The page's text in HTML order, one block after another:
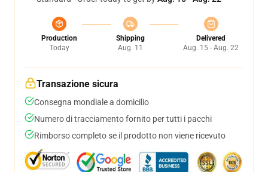
Production
Today
Shipping
Aug. 11
Delivered
Aug. 15 - Aug. 22
Transazione sicura
Consegna mondiale a domicilio
Numero di tracciamento fornito per tutti i pacchi
Rimborso completo se il prodotto non viene ricevuto